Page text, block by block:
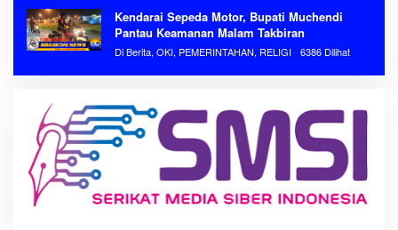
Kendarai Sepeda Motor, Bupati Muchendi
Pantau Keamanan Malam Takbiran
Di Berita, OKI, PEMERINTAHAN, RELIGI 6386 Dilihat